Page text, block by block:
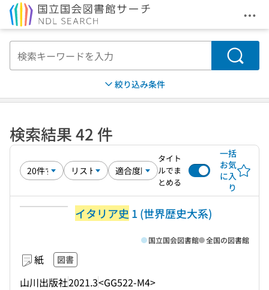
メ
検索
絞り込み条件
検索結果 42 件
タイト
ルでま
とめる
一括
お気
に入
り
イタリア史 1 (世界歴史大系)
紙 図書
山川出版社2021.3<GG522-M4>
国立国会図書館 全国の図書館